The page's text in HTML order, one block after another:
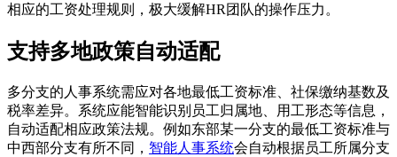
相应的工资处理规则，极大缓解HR团队的操作压力。
支持多地政策自动适配
多分支的人事系统需应对各地最低工资标准、社保缴纳基数及
税率差异。系统应能智能识别员工归属地、用工形态等信息，
自动适配相应政策法规。例如东部某一分支的最低工资标准与
中西部分支有所不同， 智能人事系统会自动根据员工所属分支